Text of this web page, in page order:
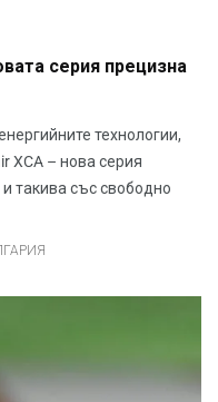
серия прецизна
технологии,
XCA – нова серия
такива със свободно